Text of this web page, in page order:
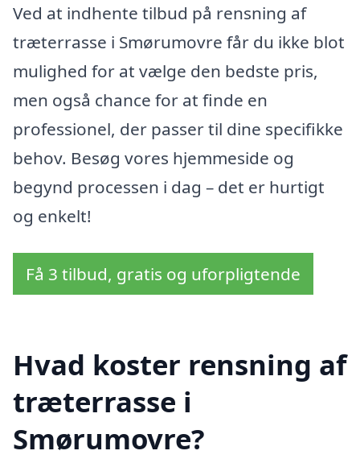
Ved at indhente tilbud på rensning af
træterrasse i Smørumovre får du ikke blot
mulighed for at vælge den bedste pris,
men også chance for at finde en
professionel, der passer til dine specifikke
behov. Besøg vores hjemmeside og
begynd processen i dag – det er hurtigt
og enkelt!
Få 3 tilbud, gratis og uforpligtende
Hvad koster rensning af
træterrasse i
Smørumovre?